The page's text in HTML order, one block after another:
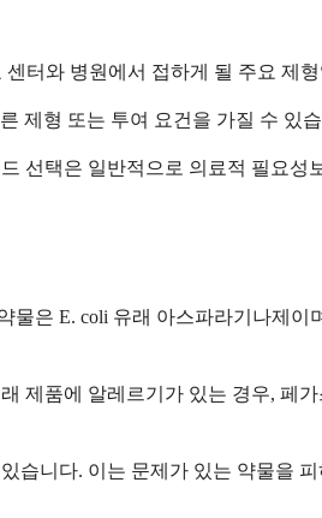
센터와 병원에서 접하게 될 주요 제
제형 또는 투여 요건을 가질 수 있
선택은 일반적으로 의료적 필요성
은 E. coli 유래 아스파라기나제이
제품에 알레르기가 있는 경우, 페
습니다. 이는 문제가 있는 약물을